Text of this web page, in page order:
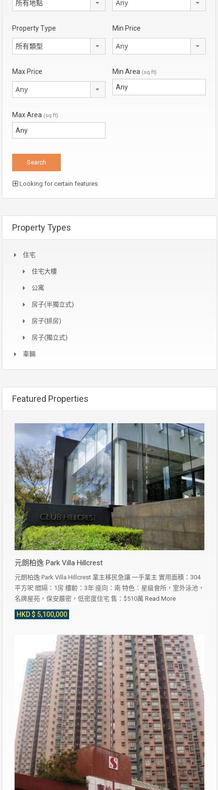
所有地點 Any
Property Type
所有類型
Min Price
Any
Max Price
Any
Min Area (sq ft)
Max Area (sq ft)
Looking for certain features
Property Types
住宅
住宅大樓
公寓
房子(半獨立式)
房子(排房)
房子(獨立式)
車輛
Featured Properties
元朗柏逸 Park Villa Hillcrest
元朗柏逸 Park Villa Hillcrest 業主移民急讓 一手業主 實用面積：304
平方呎 間隔：1房 樓齡：3年 座向：南 特色：星級會所，室外泳池，
名牌屋苑，保安嚴密，低密度住宅 售：$510萬 Read More
HKD $ 5,100,000